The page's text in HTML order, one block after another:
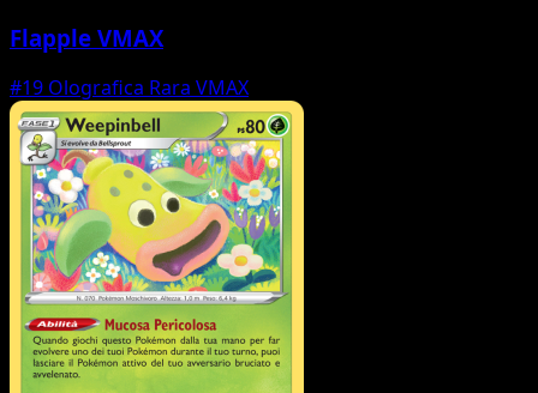
Flapple VMAX
#19 Olografica Rara VMAX